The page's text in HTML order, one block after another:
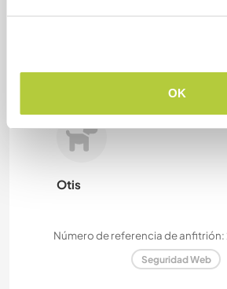
OK
Otis
Número de referencia de anfitrión:
Seguridad Web